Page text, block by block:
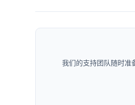
我们的支持团队随时准